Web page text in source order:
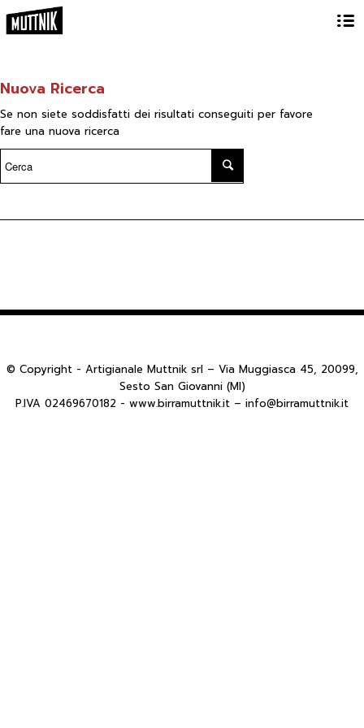
Nuova Ricerca
Se non siete soddisfatti dei risultati conseguiti per favore
fare una nuova ricerca
© Copyright - Artigianale Muttnik srl – Via Muggiasca 45, 20099,
Sesto San Giovanni (MI)
P.IVA 02469670182 - www.birramuttnik.it – info@birramuttnik.it